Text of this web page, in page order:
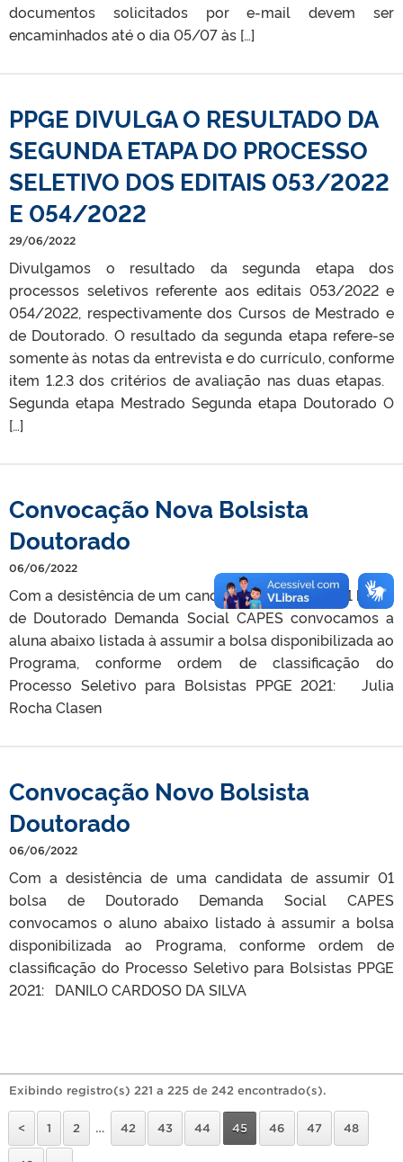
documentos solicitados por e-mail devem ser
encaminhados até o dia 05/07 às […]
PPGE DIVULGA O RESULTADO DA
SEGUNDA ETAPA DO PROCESSO
SELETIVO DOS EDITAIS 053/2022
E 054/2022
29/06/2022
Divulgamos o resultado da segunda etapa dos
processos seletivos referente aos editais 053/2022 e
054/2022, respectivamente dos Cursos de Mestrado e
de Doutorado. O resultado da segunda etapa refere-se
somente às notas da entrevista e do currículo, conforme
item 1.2.3 dos critérios de avaliação nas duas etapas.
Segunda etapa Mestrado Segunda etapa Doutorado O
[…]
Convocação Nova Bolsista
Doutorado
06/06/2022
Com a desistência de um candidato de assumir 01 bolsa
de Doutorado Demanda Social CAPES convocamos a
aluna abaixo listada à assumir a bolsa disponibilizada ao
Programa, conforme ordem de classificação do
Processo Seletivo para Bolsistas PPGE 2021: Julia
Rocha Clasen
Convocação Novo Bolsista
Doutorado
06/06/2022
Com a desistência de uma candidata de assumir 01
bolsa de Doutorado Demanda Social CAPES
convocamos o aluno abaixo listado à assumir a bolsa
disponibilizada ao Programa, conforme ordem de
classificação do Processo Seletivo para Bolsistas PPGE
2021: DANILO CARDOSO DA SILVA
Exibindo registro(s) 221 a 225 de 242 encontrado(s).
< 1 2 … 42 43 44 45 46 47 48